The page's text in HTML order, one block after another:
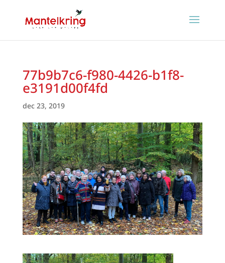
77b9b7c6-f980-4426-b1f8-
e3191d00f4fd
dec 23, 2019